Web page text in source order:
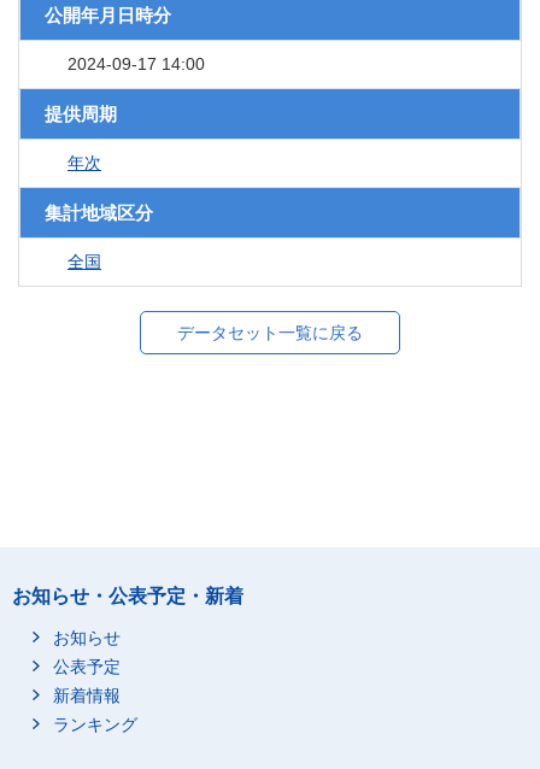
公開年月日時分
2024-09-17 14:00
提供周期
年次
集計地域区分
全国
データセット一覧に戻る
お知らせ・公表予定・新着
お知らせ
公表予定
新着情報
ランキング